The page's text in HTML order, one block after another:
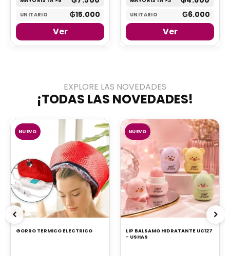
UNITARIO ₲15.000
Ver
UNITARIO ₲6.000
Ver
EXPLORE LAS NOVEDADES
¡TODAS LAS NOVEDADES!
NUEVO
GORRO TERMICO ELECTRICO
NUEVO
LIP BALSAMO HIDRATANTE UC127
- USHAS